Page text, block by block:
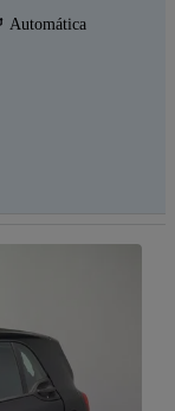
Automática